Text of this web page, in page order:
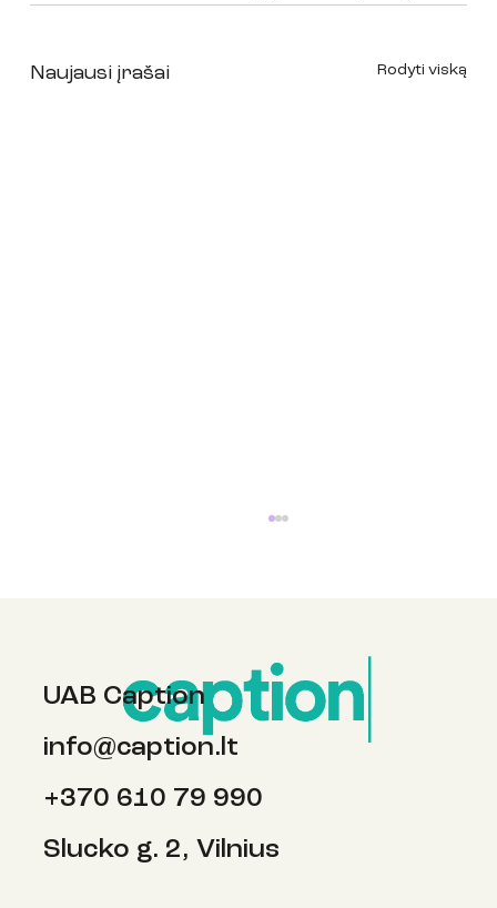
Naujausi įrašai Rodyti viską
paukštis ir koks yra dirvožemio skonis?
UAB Caption
info@caption.lt
+370 610 79 990
Slucko g. 2, Vilnius